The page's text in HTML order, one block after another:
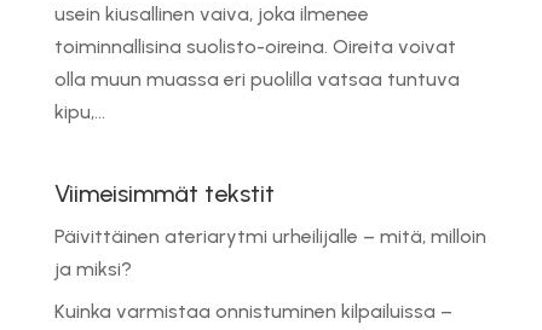
usein kiusallinen vaiva, joka ilmenee
toiminnallisina suolisto-oireina. Oireita voivat
olla muun muassa eri puolilla vatsaa tuntuva
kipu,...
Viimeisimmät tekstit
Päivittäinen ateriarytmi urheilijalle – mitä, milloin
ja miksi?
Kuinka varmistaa onnistuminen kilpailuissa –